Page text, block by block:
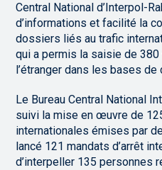
Central National d’Interpol-
d’informations et facilité la
dossiers liés au trafic
qui a permis la saisie de
l’étranger dans les bases de
Le Bureau Central National
suivi la mise en œuvre de
internationales émises par
lancé 121 mandats d’arrêt
d’interpeller 135 personnes